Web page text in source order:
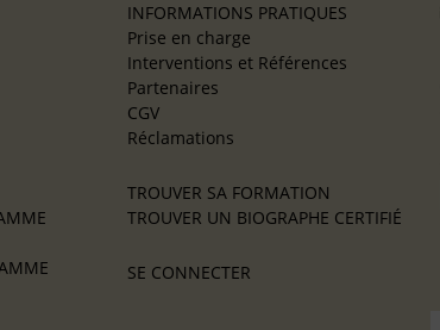
INFORMATIONS PRATIQUES
Prise en charge
Interventions et Références
Partenaires
CGV
Réclamations
TROUVER SA FORMATION
TROUVER UN BIOGRAPHE CERTIFIÉ
SE CONNECTER